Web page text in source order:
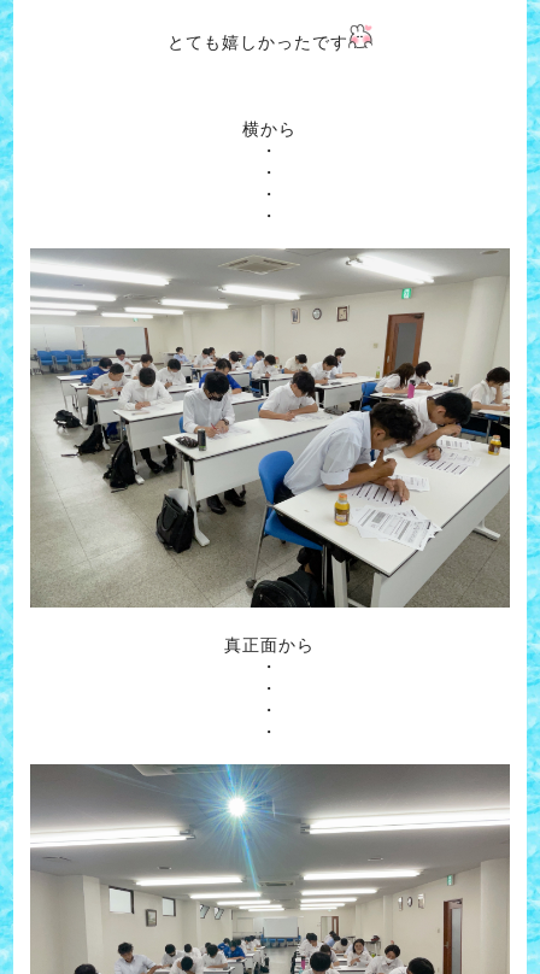
とても嬉しかったです
横から
・
・
・
・
真正面から
・
・
・
・